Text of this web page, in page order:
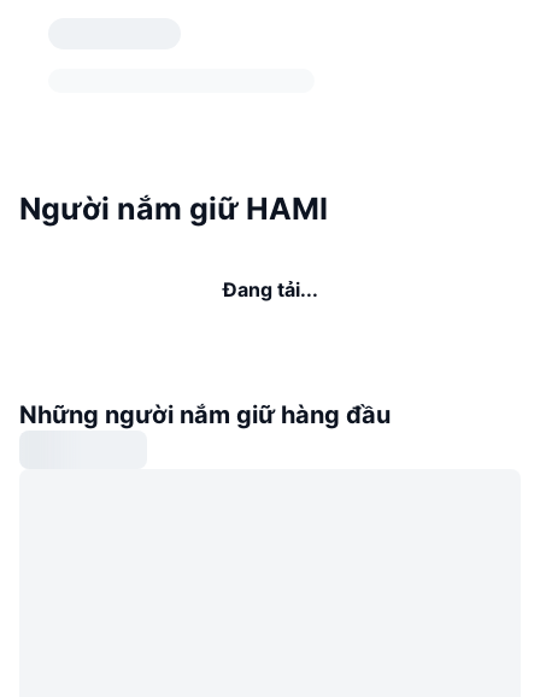
Người nắm giữ HAMI
Đang tải...
Những người nắm giữ hàng đầu